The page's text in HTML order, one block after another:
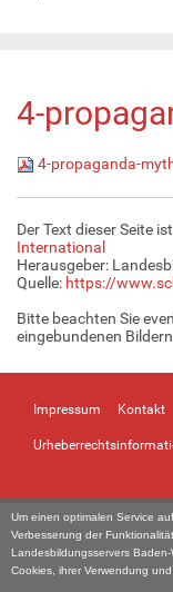
Um einen optimalen Service
Verbesserung der
Landesbildungsservers
Cookies, ihrer Verwendung
4-
4-propaganda-
Der Text dieser Seite
International
Herausgeber:
Quelle: https://
Bitte beachten Sie
eingebundenen
Impressum Kontakt